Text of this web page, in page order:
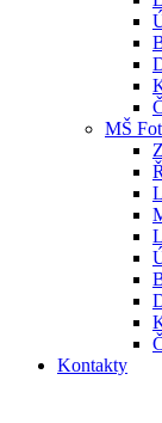
MŠ
Kontakty